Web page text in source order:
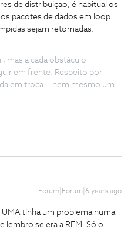
de distribuiçao, é habitual os
pacotes de dados em loop
sejam retomadas.
mas a cada obstáculo
em frente. Respeito por
em troca... nem mesmo um
Forum|Forum|6 years ago
tinha um problema numa
lembro se era a RFM. Só o